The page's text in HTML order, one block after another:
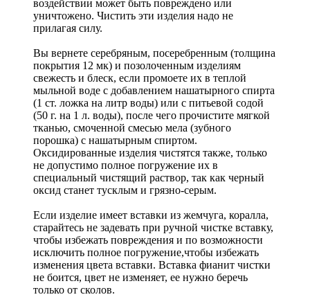
воздействии может быть повреждено или
уничтожено. Чистить эти изделия надо не
прилагая силу.
Вы вернете серебряным, посеребренным (толщина
покрытия 12 мк) и позолоченным изделиям
свежесть и блеск, если промоете их в теплой
мыльной воде с добавлением нашатырного спирта
(1 ст. ложка на литр воды) или с питьевой содой
(50 г. на 1 л. воды), после чего прочистите мягкой
тканью, смоченной смесью мела (зубного
порошка) с нашатырным спиртом.
Оксидированные изделия чистятся также, только
не допустимо полное погружение их в
специальный чистящий раствор, так как черный
оксид станет тусклым и грязно-серым.
Если изделие имеет вставки из жемчуга, коралла,
старайтесь не задевать при ручной чистке вставку,
чтобы избежать повреждения и по возможности
исключить полное погружение,чтобы избежать
изменения цвета вставки. Вставка фианит чистки
не боится, цвет не изменяет, ее нужно беречь
только от сколов.